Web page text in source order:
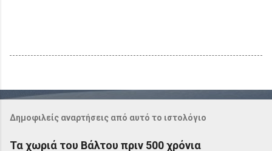
Δημοφιλείς αναρτήσεις από αυτό το ιστολόγιο
Τα χωριά του Βάλτου πριν 500 χρόνια